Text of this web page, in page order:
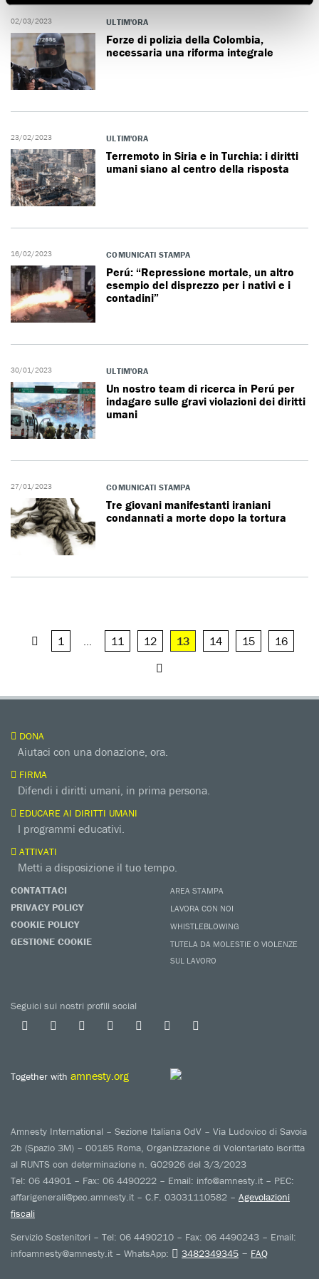
02/03/2023 ULTIM'ORA
Forze di polizia della Colombia,
necessaria una riforma integrale
23/02/2023 ULTIM'ORA
Terremoto in Siria e in Turchia: i diritti
umani siano al centro della risposta
16/02/2023 COMUNICATI STAMPA
Perú: “Repressione mortale, un altro
esempio del disprezzo per i nativi e i
contadini”
30/01/2023 ULTIM'ORA
Un nostro team di ricerca in Perú per
indagare sulle gravi violazioni dei diritti
umani
27/01/2023 COMUNICATI STAMPA
Tre giovani manifestanti iraniani
condannati a morte dopo la tortura
1 … 11 12 13 14 15 16
DONA
Aiutaci con una donazione, ora.
FIRMA
Difendi i diritti umani, in prima persona.
EDUCARE AI DIRITTI UMANI
I programmi educativi.
ATTIVATI
Metti a disposizione il tuo tempo.
CONTATTACI
PRIVACY POLICY
COOKIE POLICY
GESTIONE COOKIE
AREA STAMPA
LAVORA CON NOI
WHISTLEBLOWING
TUTELA DA MOLESTIE O VIOLENZE
SUL LAVORO
Seguici sui nostri profili social
Together with amnesty.org
Amnesty International – Sezione Italiana OdV – Via Ludovico di Savoia
2b (Spazio 3M) – 00185 Roma, Organizzazione di Volontariato iscritta
al RUNTS con determinazione n. G02926 del 3/3/2023
Tel: 06 44901 – Fax: 06 4490222 – Email: info@amnesty.it – PEC:
affarigenerali@pec.amnesty.it – C.F. 03031110582 – Agevolazioni
fiscali
Servizio Sostenitori – Tel: 06 4490210 – Fax: 06 4490243 – Email:
infoamnesty@amnesty.it – WhatsApp:
3482349345 – FAQ